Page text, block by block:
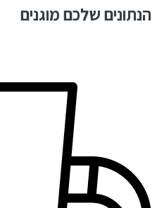
הנתונים שלכם מוגנים